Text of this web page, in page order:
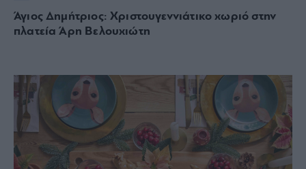
Άγιος Δημήτριος: Χριστουγεννιάτικο χωριό στην
πλατεία Άρη Βελουχιώτη